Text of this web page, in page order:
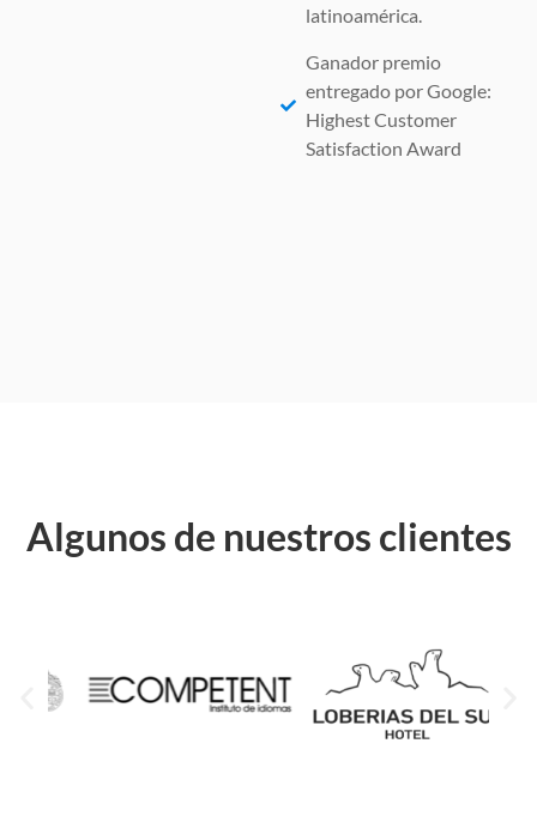
latinoamérica.
Ganador premio
entregado por Google:
Highest Customer
Satisfaction Award
Algunos de nuestros clientes